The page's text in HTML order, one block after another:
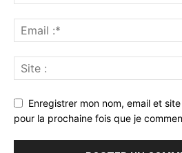
Enregistrer mon nom, email et
pour la prochaine fois que je